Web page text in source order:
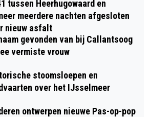
tussen Heerhugowaard en
meerdere nachten afgesloten
nieuw asfalt
gevonden van bij Callantsoog
vermiste vrouw
stoomsloepen en
over het IJsselmeer
ontwerpen nieuwe Pas-op-pop